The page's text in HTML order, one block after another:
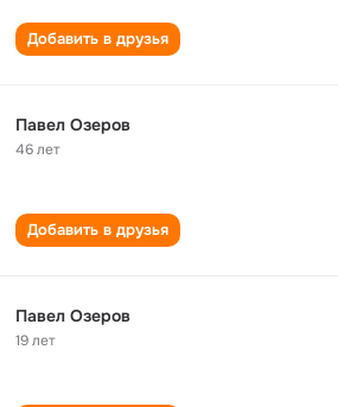
Добавить в друзья
Павел Озеров
46 лет
Добавить в друзья
Павел Озеров
19 лет